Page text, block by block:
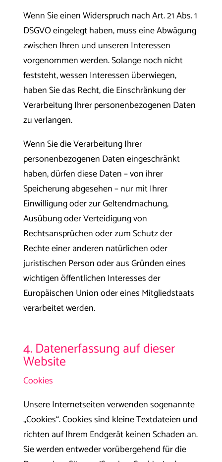
Wenn Sie einen Widerspruch nach Art. 21 Abs. 1
DSGVO eingelegt haben, muss eine Abwägung
zwischen Ihren und unseren Interessen
vorgenommen werden. Solange noch nicht
feststeht, wessen Interessen überwiegen,
haben Sie das Recht, die Einschränkung der
Verarbeitung Ihrer personenbezogenen Daten
zu verlangen.
Wenn Sie die Verarbeitung Ihrer
personenbezogenen Daten eingeschränkt
haben, dürfen diese Daten – von ihrer
Speicherung abgesehen – nur mit Ihrer
Einwilligung oder zur Geltendmachung,
Ausübung oder Verteidigung von
Rechtsansprüchen oder zum Schutz der
Rechte einer anderen natürlichen oder
juristischen Person oder aus Gründen eines
wichtigen öffentlichen Interesses der
Europäischen Union oder eines Mitgliedstaats
verarbeitet werden.
4. Datenerfassung auf dieser
Website
Cookies
Unsere Internetseiten verwenden sogenannte
„Cookies“. Cookies sind kleine Textdateien und
richten auf Ihrem Endgerät keinen Schaden an.
Sie werden entweder vorübergehend für die